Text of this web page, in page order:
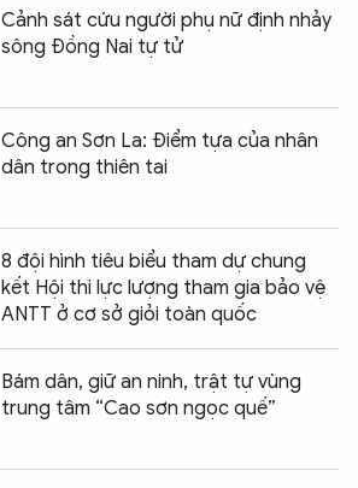
Cảnh sát cứu người phụ nữ định nhảy
sông Đồng Nai tự tử
Công an Sơn La: Điểm tựa của nhân
dân trong thiên tai
8 đội hình tiêu biểu tham dự chung
kết Hội thi lực lượng tham gia bảo vệ
ANTT ở cơ sở giỏi toàn quốc
Bám dân, giữ an ninh, trật tự vùng
trung tâm “Cao sơn ngọc quế”